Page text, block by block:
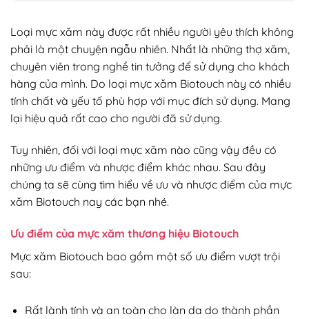
Loại mực xăm này được rất nhiều người yêu thích không
phải là một chuyện ngẫu nhiên. Nhất là những thợ xăm,
chuyên viên trong nghề tin tưởng để sử dụng cho khách
hàng của mình. Do loại mực xăm Biotouch này có nhiều
tính chất và yếu tố phù hợp với mục đích sử dụng. Mang
lại hiệu quả rất cao cho người đã sử dụng.
Tuy nhiên, đối với loại mực xăm nào cũng vậy đều có
những ưu điểm và nhược điểm khác nhau. Sau đây
chúng ta sẽ cùng tìm hiểu về ưu và nhược điểm của mực
xăm Biotouch nay các bạn nhé.
Ưu điểm của mực xăm thương hiệu Biotouch
Mực xăm Biotouch bao gồm một số ưu điểm vượt trội
sau:
Rất lành tính và an toàn cho làn da do thành phần